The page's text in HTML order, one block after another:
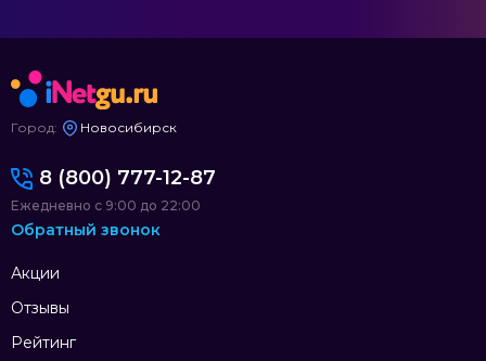
Город: Новосибирск
Акции
Отзывы
Рейтинг
8 (800) 777-12-87
Ежедневно с 9:00 до 22:00
Обратный звонок